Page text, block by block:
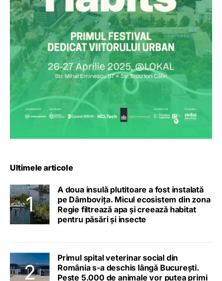
Ultimele articole
A doua insulă plutitoare a fost instalată
pe Dâmbovița. Micul ecosistem din zona
Regie filtrează apa și creează habitat
pentru păsări și insecte
Primul spital veterinar social din
România s-a deschis lângă București.
Peste 5.000 de animale vor putea primi